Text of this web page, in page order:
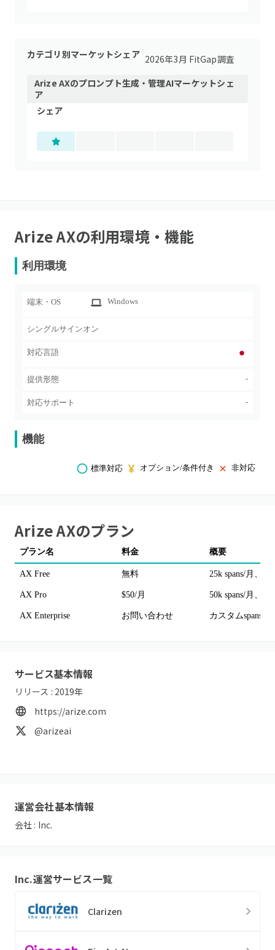
カテゴリ別マーケットシェア 2026年3月 FitGap調査
Arize AXのプロンプト生成・管理AIマーケットシェ
ア
シェア
Arize AXの利用環境・機能
利用環境
端末・OS Windows
シングルサインオン
対応言語
提供形態 -
対応サポート -
機能
標準対応 オプション/条件付き 非対応
Arize AXのプラン
プラン名 料金 概要
AX Free 無料 25k spans/月、
AX Pro $50/月 50k spans/月、
AX Enterprise お問い合わせ カスタムspans/
サービス基本情報
リリース : 2019年
https://arize.com
@arizeai
運営会社基本情報
会社 : Inc.
Inc.運営サービス一覧
Clarizen